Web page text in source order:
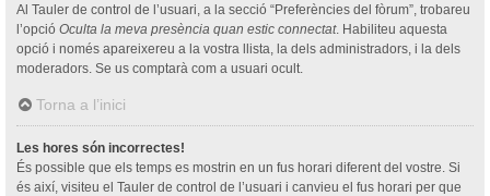
Al Tauler de control de l’usuari, a la secció “Preferències del fòrum”, trobareu
l’opció Oculta la meva presència quan estic connectat. Habiliteu aquesta
opció i només apareixereu a la vostra llista, la dels administradors, i la dels
moderadors. Se us comptarà com a usuari ocult.
Torna a l’inici
Les hores són incorrectes!
És possible que els temps es mostrin en un fus horari diferent del vostre. Si
és així, visiteu el Tauler de control de l’usuari i canvieu el fus horari per que